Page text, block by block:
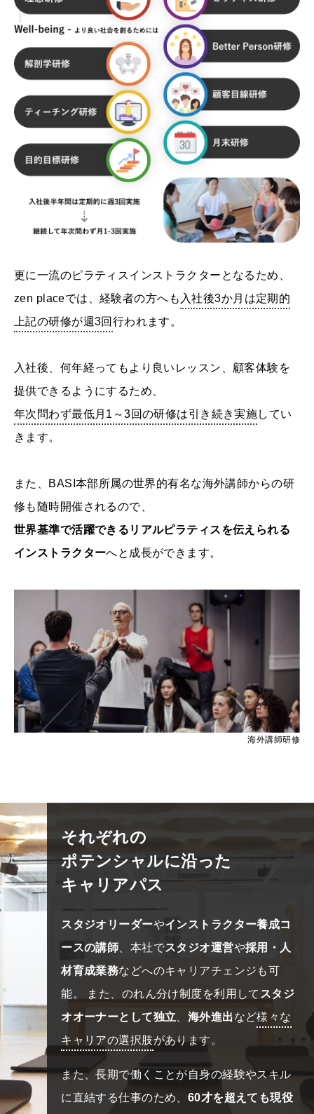
更に一流のピラティスインストラクターとなるため、
zen placeでは、経験者の方へも 入社後3か月は定期的
上記の研修が週3回 行われます。
入社後、何年経ってもより良いレッスン、顧客体験を
提供できるようにするため、
年次問わず最低月1～3回の研修は引き続き実施してい
きます。
また、BASI本部所属の世界的有名な海外講師からの研
修も随時開催されるので、
世界基準で活躍できるリアルピラティスを伝えられる
インストラクターへと成長ができます。
海外講師研修
それぞれの
ポテンシャルに沿った
キャリアパス
スタジオリーダーやインストラクター養成コ
ースの講師 、本社でスタジオ運営や採用・人
材育成業務などへのキャリアチェンジも可
能。 また、のれん分け制度を利用して スタジ
オオーナーとして独立
海外進出など様々な
キャリアの選択肢があります。
また、長期で働くことが自身の経験やスキル
に直結する仕事のため、 60才を超えても現役